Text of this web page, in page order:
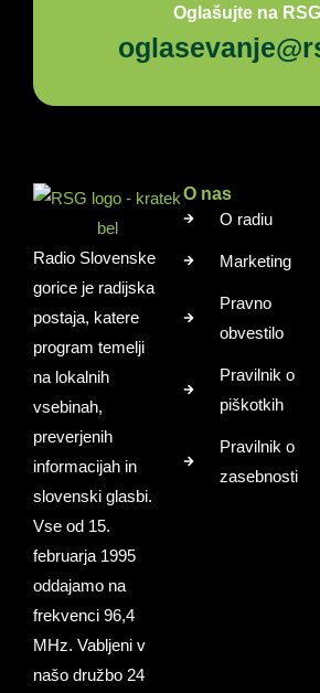
Oglašujte na RSG
Radio Slovenske
gorice je radijska
postaja, katere
program temelji
na lokalnih
vsebinah,
preverjenih
informacijah in
slovenski glasbi.
Vse od 15.
februarja 1995
oddajamo na
frekvenci 96,4
MHz. Vabljeni v
našo družbo 24
O nas
O radiu
Marketing
Pravno
obvestilo
Pravilnik o
piškotkih
Pravilnik o
zasebnosti